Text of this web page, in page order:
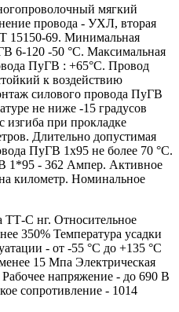
мягкий
провода - УХЛ, вторая
15150-69. Минимальная
6-120 -50 °С. Максимальная
ПуГВ : +65°С. Провод
к воздействию
силового провода ПуГВ
не ниже -15 градусов
при прокладке
Длительно допустимая
ПуГВ 1х95 не более 70 °С.
1*95 - 362 Ампер. Активное
километр. Номинальное
ТТ-С нг. Относительное
350% Температура усадки
- от -55 °C до +135 °C
15 Мпа Электрическая
напряжение - до 690 В
сопротивление - 1014